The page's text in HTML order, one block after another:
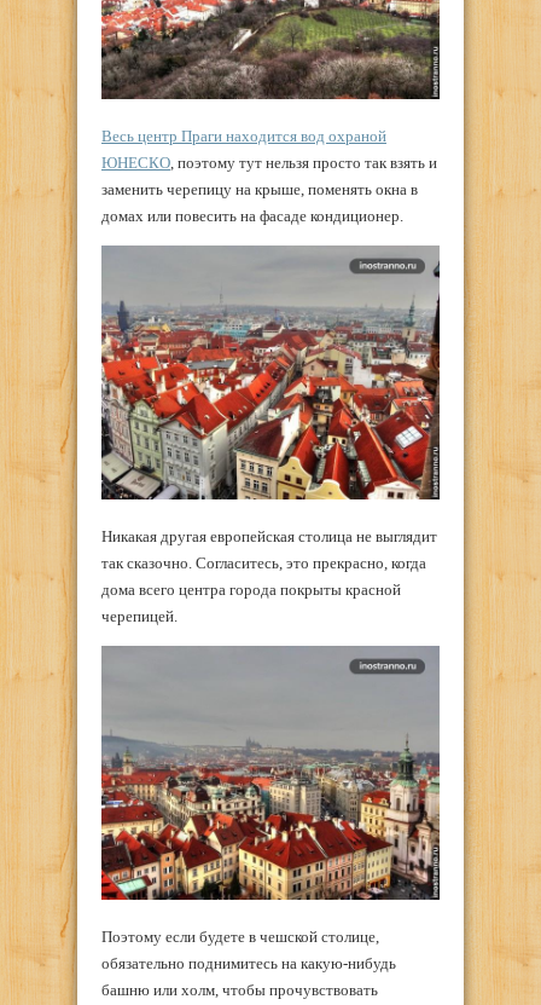
Весь центр Праги находится вод охраной
ЮНЕСКО , поэтому тут нельзя просто так взять и
заменить черепицу на крыше, поменять окна в
домах или повесить на фасаде кондиционер.
Никакая другая европейская столица не выглядит
так сказочно. Согласитесь, это прекрасно, когда
дома всего центра города покрыты красной
черепицей.
Поэтому если будете в чешской столице,
обязательно поднимитесь на какую-нибудь
башню или холм, чтобы прочувствовать